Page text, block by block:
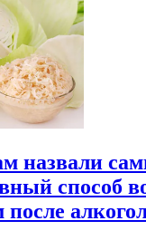
назвали
способ
после